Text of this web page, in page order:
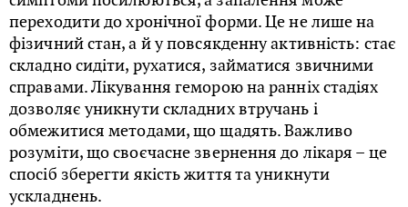
переходити до хронічної форми. Це не лише на
фізичний стан, а й у повсякденну активність: стає
складно сидіти, рухатися, займатися звичними
справами. Лікування геморою на ранніх стадіях
дозволяє уникнути складних втручань і
обмежитися методами, що щадять. Важливо
розуміти, що своєчасне звернення до лікаря – це
спосіб зберегти якість життя та уникнути
ускладнень.